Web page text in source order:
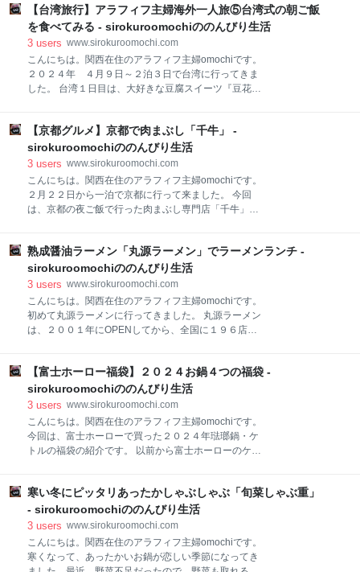
感じです。 砕いた栗が入っていて、あんこもたっぷり
で美味しかったです。 その後も伊勢湾岸自動車道をひ
たすら走って、東名自動車道に入っていきます。
は、のんびり屋で気まぐれなomochiにはピッタリで
す。 特に、時間を気にしなくて良いところはひとり旅
の良いところですよね。気に入った所をじっくり時間
をかけて回れるし。 そんな我儘なアラフィフ一人旅・
ソウル編です。 ソウルまでの行き方（omochiの場
合） 最寄り駅→関西国際空港 omochiの家から一番近
ていた切符を、みどりの券売機で発券します。 やって
きたはるか号。 はるかに乗れば、関空までは乗換なし
でいけます。（乗車券とはるかの特急券が必要です
【台湾旅行】アラフィフ主婦海外一人旅⑤台湾式の朝ご飯
を食べてみる - sirokuroomochiののんびり生活
3 users www.sirokuroomochi.com
こんにちは。関西在住のアラフィフ主婦omochiです。
２０２４年 ４月９日～２泊３日で台湾に行ってきま
した。 台湾１日目は、大好きな豆腐スイーツ『豆花』
２日目の様子を紹介します。 台湾２日目、朝食を食べ
ようとホテルを出ると、丁度朝の通勤ラッシュだった
ようで、バイクの数がエグい。台湾はバイク率高いで
す。 台湾３食目、台湾式の朝ご飯が食べられる『李記
豆ジャン』に行きました。 ホテルから徒歩１０分くら
い、GoogleMAPを頼りに行って来ました。 店先で美
じです。 メニューを見ても漢字ばかりで分からないの
で、あらかじめGoogleでお店を検索して、オススメの
メニューを調べておきました。 omochiは
【京都グルメ】京都で肉まぶし「千牛」 -
sirokuroomochiののんびり生活
3 users www.sirokuroomochi.com
こんにちは。関西在住のアラフィフ主婦omochiです。
２月２２日から一泊で京都に行って来ました。 今回
は、京都の夜ご飯で行った肉まぶし専門店「千牛」を
があるので分かりやすいと思います。 メニュー メニュ
ーはシンプルで肉まぶしか、まかない丼の２種類で
す。肉まぶしは外国産の肉か和牛か選択出来ます。 や
っぱり和牛はお高いです😢 店内は、カウンター席とテ
ーブル席がありました。ワイングラスやお酒がたくさ
ん置いてあって、以前はバーだったのかな？ 今回食べ
値段的にね、、、） 薬味のねぎ・わさび・のりと、出
汁が付いていました。 レアに焼かれたお肉が美味しそ
う！お肉を焼いた香ばしい香りが食欲をそそります。
熟成醤油ラーメン「丸源ラーメン」でラーメンランチ -
sirokuroomochiののんびり生活
3 users www.sirokuroomochi.com
こんにちは。関西在住のアラフィフ主婦omochiです。
初めて丸源ラーメンに行ってきました。 丸源ラーメン
は、２００１年にOPENしてから、全国に１９６店舗
分くらいかかるけど）に出来て、家族でラーメンラン
チに行って来ました。 メニュー 熟成醤油が使われたラ
ーメンがメインで、塩ラーメンや味噌ラーメンもあり
ます。 麺は＋￥１００で、糖質５０％オフ麺も選べま
す。ダイエット中に良さそう。 餃子や唐揚げ、チャー
ハンなどサイドメニューも充実してる。 今回食べたも
なので、一番人気の肉そばを注文しました。 薄切りの
豚肉がたっぷり入っています。ラーメンのスープで煮
込まれていて、柔らかくて美味しい！チャーシューの
【富士ホーロー福袋】２０２４お鍋４つの福袋 -
sirokuroomochiののんびり生活
3 users www.sirokuroomochi.com
こんにちは。関西在住のアラフィフ主婦omochiです。
今回は、富士ホーローで買った２０２４年琺瑯鍋・ケ
トルの福袋の紹介です。 以前から富士ホーローのケト
福袋２０２４】ソリットスモークブルー４点セット
￥１１，０００（税込み） 楽天市場で買いました。送
料は無料です。 色はこのブルーとレットがありました
が、ブルーの方にしました。 新春福袋って書いてあっ
たので、来年に送られてくるのかなぁ、と思っていた
のですが、もう来ましたね～。嬉しい(^^ ) こんな感じ
寒い冬にピッタリあったかしゃぶしゃぶ「旬菜しゃぶ重」
- sirokuroomochiののんびり生活
3 users www.sirokuroomochi.com
こんにちは。関西在住のアラフィフ主婦omochiです。
寒くなって、あったかいお鍋が恋しい季節になってき